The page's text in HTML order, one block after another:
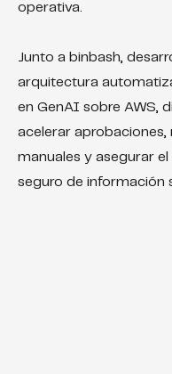
operativa.
Junto a binbash,
arquitectura
en GenAI sobre AWS,
acelerar aprobaciones,
manuales y asegurar el
seguro de información